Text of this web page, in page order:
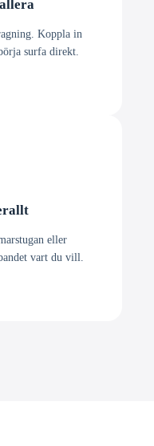
Koppla in
surfa direkt.
eller
vart du vill.